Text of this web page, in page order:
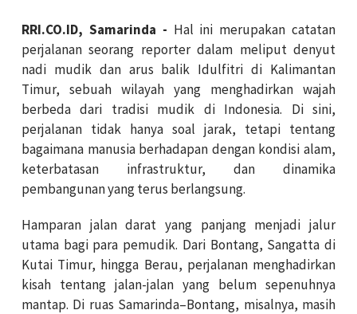
RRI.CO.ID, Samarinda - Hal ini merupakan catatan
perjalanan seorang reporter dalam meliput denyut
nadi mudik dan arus balik Idulfitri di Kalimantan
Timur, sebuah wilayah yang menghadirkan wajah
berbeda dari tradisi mudik di Indonesia. Di sini,
perjalanan tidak hanya soal jarak, tetapi tentang
bagaimana manusia berhadapan dengan kondisi alam,
keterbatasan infrastruktur, dan dinamika
pembangunan yang terus berlangsung.
Hamparan jalan darat yang panjang menjadi jalur
utama bagi para pemudik. Dari Bontang, Sangatta di
Kutai Timur, hingga Berau, perjalanan menghadirkan
kisah tentang jalan-jalan yang belum sepenuhnya
mantap. Di ruas Samarinda–Bontang, misalnya, masih